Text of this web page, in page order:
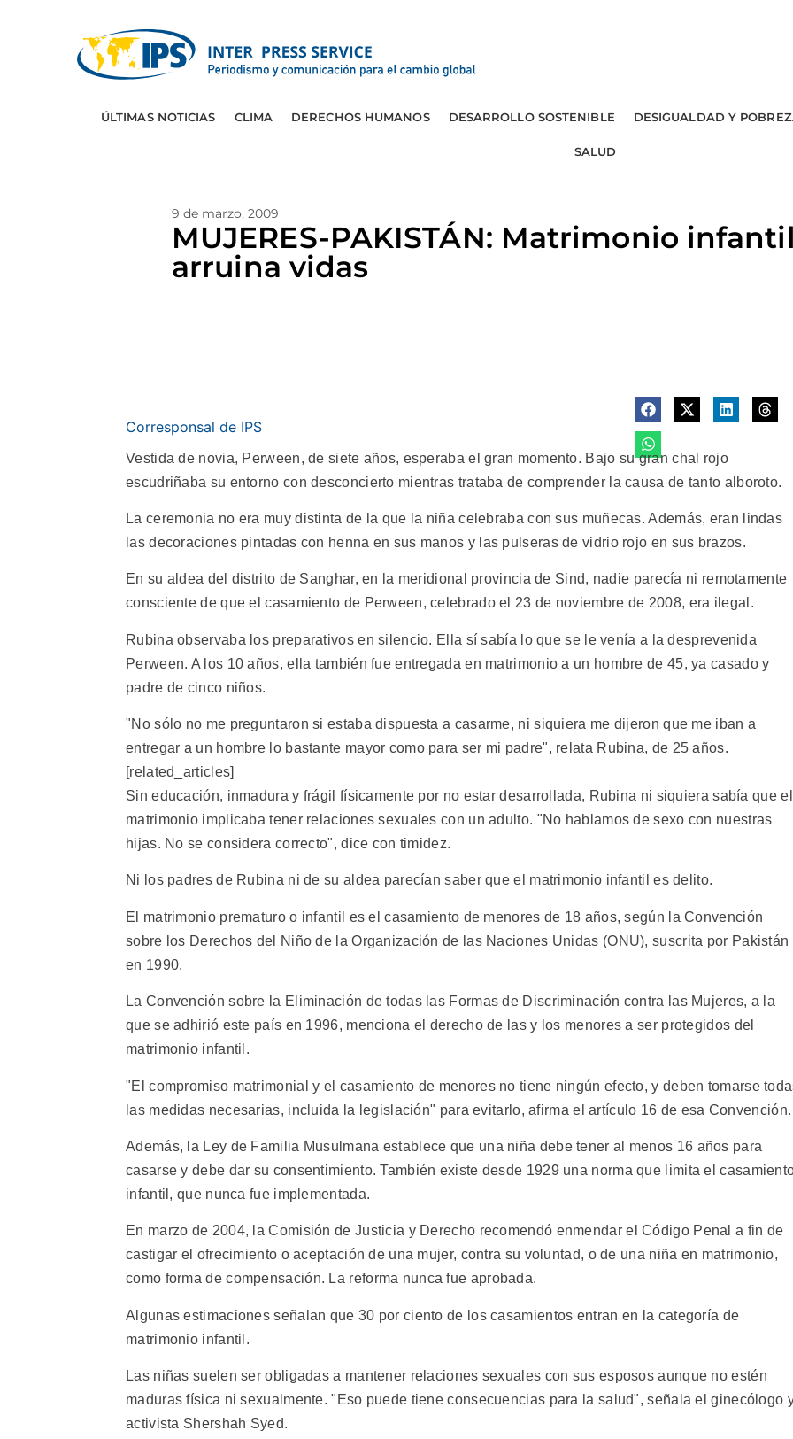
ÚLTIMAS NOTICIAS CLIMA DERECHOS HUMANOS DESARROLLO SOSTENIBLE DESIGUALDAD Y
SALUD
9 de marzo, 2009
MUJERES-PAKISTÁN: Matrimonio
arruina vidas
Corresponsal de IPS
Vestida de novia, Perween, de siete años, esperaba el gran momento. Bajo su gran chal rojo
escudriñaba su entorno con desconcierto mientras trataba de comprender la causa de tanto alboroto.
La ceremonia no era muy distinta de la que la niña celebraba con sus muñecas. Además, eran lindas
las decoraciones pintadas con henna en sus manos y las pulseras de vidrio rojo en sus brazos.
En su aldea del distrito de Sanghar, en la meridional provincia de Sind, nadie parecía ni remotamente
consciente de que el casamiento de Perween, celebrado el 23 de noviembre de 2008, era ilegal.
Rubina observaba los preparativos en silencio. Ella sí sabía lo que se le venía a la desprevenida
Perween. A los 10 años, ella también fue entregada en matrimonio a un hombre de 45, ya casado y
padre de cinco niños.
"No sólo no me preguntaron si estaba dispuesta a casarme, ni siquiera me dijeron que me iban a
entregar a un hombre lo bastante mayor como para ser mi padre", relata Rubina, de 25 años.
[related_articles]
Sin educación, inmadura y frágil físicamente por no estar desarrollada, Rubina ni siquiera sabía que el
matrimonio implicaba tener relaciones sexuales con un adulto. "No hablamos de sexo con nuestras
hijas. No se considera correcto", dice con timidez.
Ni los padres de Rubina ni de su aldea parecían saber que el matrimonio infantil es delito.
El matrimonio prematuro o infantil es el casamiento de menores de 18 años, según la Convención
sobre los Derechos del Niño de la Organización de las Naciones Unidas (ONU), suscrita por Pakistán
en 1990.
La Convención sobre la Eliminación de todas las Formas de Discriminación contra las Mujeres, a la
que se adhirió este país en 1996, menciona el derecho de las y los menores a ser protegidos del
matrimonio infantil.
"El compromiso matrimonial y el casamiento de menores no tiene ningún efecto, y deben tomarse
las medidas necesarias, incluida la legislación" para evitarlo, afirma el artículo 16 de esa Convención.
Además, la Ley de Familia Musulmana establece que una niña debe tener al menos 16 años para
casarse y debe dar su consentimiento. También existe desde 1929 una norma que limita el
infantil, que nunca fue implementada.
En marzo de 2004, la Comisión de Justicia y Derecho recomendó enmendar el Código Penal a fin de
castigar el ofrecimiento o aceptación de una mujer, contra su voluntad, o de una niña en matrimonio,
como forma de compensación. La reforma nunca fue aprobada.
Algunas estimaciones señalan que 30 por ciento de los casamientos entran en la categoría de
matrimonio infantil.
Las niñas suelen ser obligadas a mantener relaciones sexuales con sus esposos aunque no estén
maduras física ni sexualmente. "Eso puede tiene consecuencias para la salud", señala el ginecólogo
activista Shershah Syed.